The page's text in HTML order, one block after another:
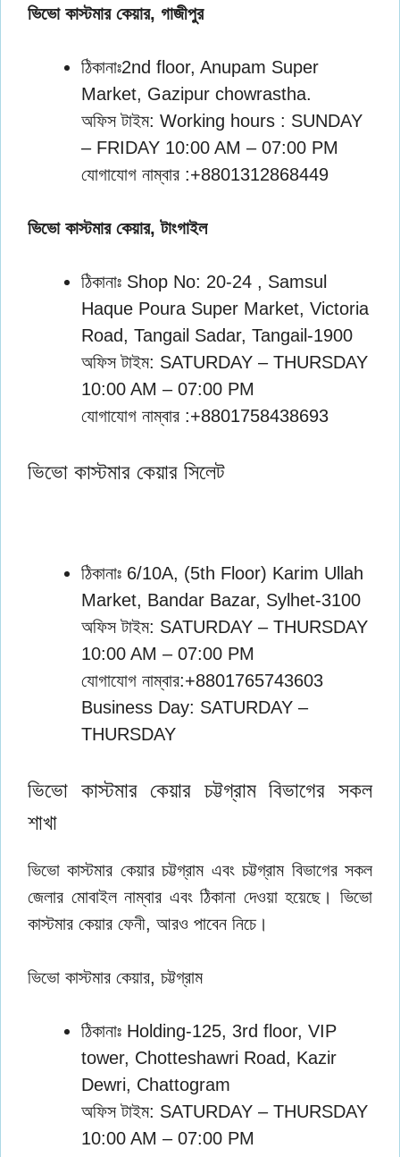
ভিভো কাস্টমার কেয়ার, গাজীপুর
ঠিকানাঃ2nd floor, Anupam Super
Market, Gazipur chowrastha.
অফিস টাইম: Working hours : SUNDAY
– FRIDAY 10:00 AM – 07:00 PM
যোগাযোগ নাম্বার :+8801312868449
ভিভো কাস্টমার কেয়ার, টাংগাইল
ঠিকানাঃ Shop No: 20-24 , Samsul
Haque Poura Super Market, Victoria
Road, Tangail Sadar, Tangail-1900
অফিস টাইম: SATURDAY – THURSDAY
10:00 AM – 07:00 PM
যোগাযোগ নাম্বার :+8801758438693
ভিভো কাস্টমার কেয়ার সিলেট
ঠিকানাঃ 6/10A, (5th Floor) Karim Ullah
Market, Bandar Bazar, Sylhet-3100
অফিস টাইম: SATURDAY – THURSDAY
10:00 AM – 07:00 PM
যোগাযোগ নাম্বার:+8801765743603
Business Day: SATURDAY –
THURSDAY
ভিভো কাস্টমার কেয়ার চট্টগ্রাম বিভাগের সকল
শাখা
ভিভো কাস্টমার কেয়ার চট্টগ্রাম এবং চট্টগ্রাম বিভাগের সকল
জেলার মোবাইল নাম্বার এবং ঠিকানা দেওয়া হয়েছে। ভিভো
কাস্টমার কেয়ার ফেনী, আরও পাবেন নিচে।
ভিভো কাস্টমার কেয়ার, চট্টগ্রাম
ঠিকানাঃ Holding-125, 3rd floor, VIP
tower, Chotteshawri Road, Kazir
Dewri, Chattogram
অফিস টাইম: SATURDAY – THURSDAY
10:00 AM – 07:00 PM